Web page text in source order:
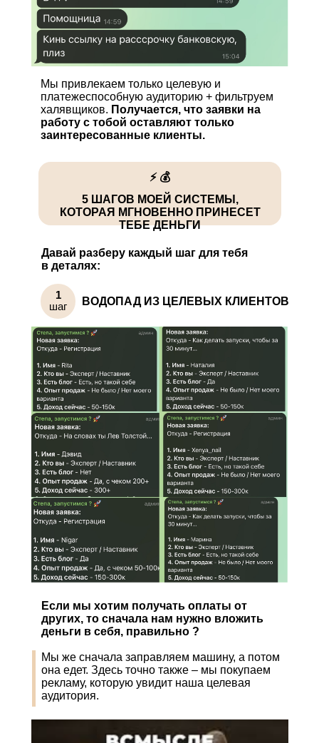
Мы привлекаем только целевую и
платежеспособную аудиторию + фильтруем
халявщиков. Получается, что заявки на
работу с тобой оставляют только
заинтересованные клиенты.
5 ШАГОВ МОЕЙ СИСТЕМЫ,
КОТОРАЯ МГНОВЕННО ПРИНЕСЕТ
ТЕБЕ ДЕНЬГИ
⚡️ 💰
ВОДОПАД ИЗ ЦЕЛЕВЫХ КЛИЕНТОВ
1
Давай разберу каждый шаг для тебя
в деталях:
шаг
Если мы хотим получать оплаты от
других, то сначала нам нужно вложить
деньги в себя, правильно ?
Мы же сначала заправляем машину, а потом
она едет. Здесь точно также – мы покупаем
рекламу, которую увидит наша целевая
аудитория.